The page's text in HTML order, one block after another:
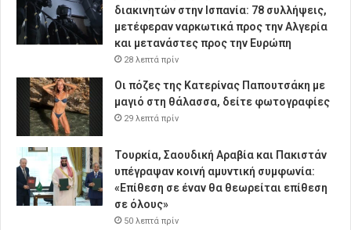
διακινητών στην Ισπανία: 78 συλλήψεις,
μετέφεραν ναρκωτικά προς την Αλγερία
και μετανάστες προς την Ευρώπη
28 λεπτά πρίν
Οι πόζες της Κατερίνας Παπουτσάκη με
μαγιό στη θάλασσα, δείτε φωτογραφίες
29 λεπτά πρίν
Τουρκία, Σαουδική Αραβία και Πακιστάν
υπέγραψαν κοινή αμυντική συμφωνία:
«Επίθεση σε έναν θα θεωρείται επίθεση
σε όλους»
50 λεπτά πρίν